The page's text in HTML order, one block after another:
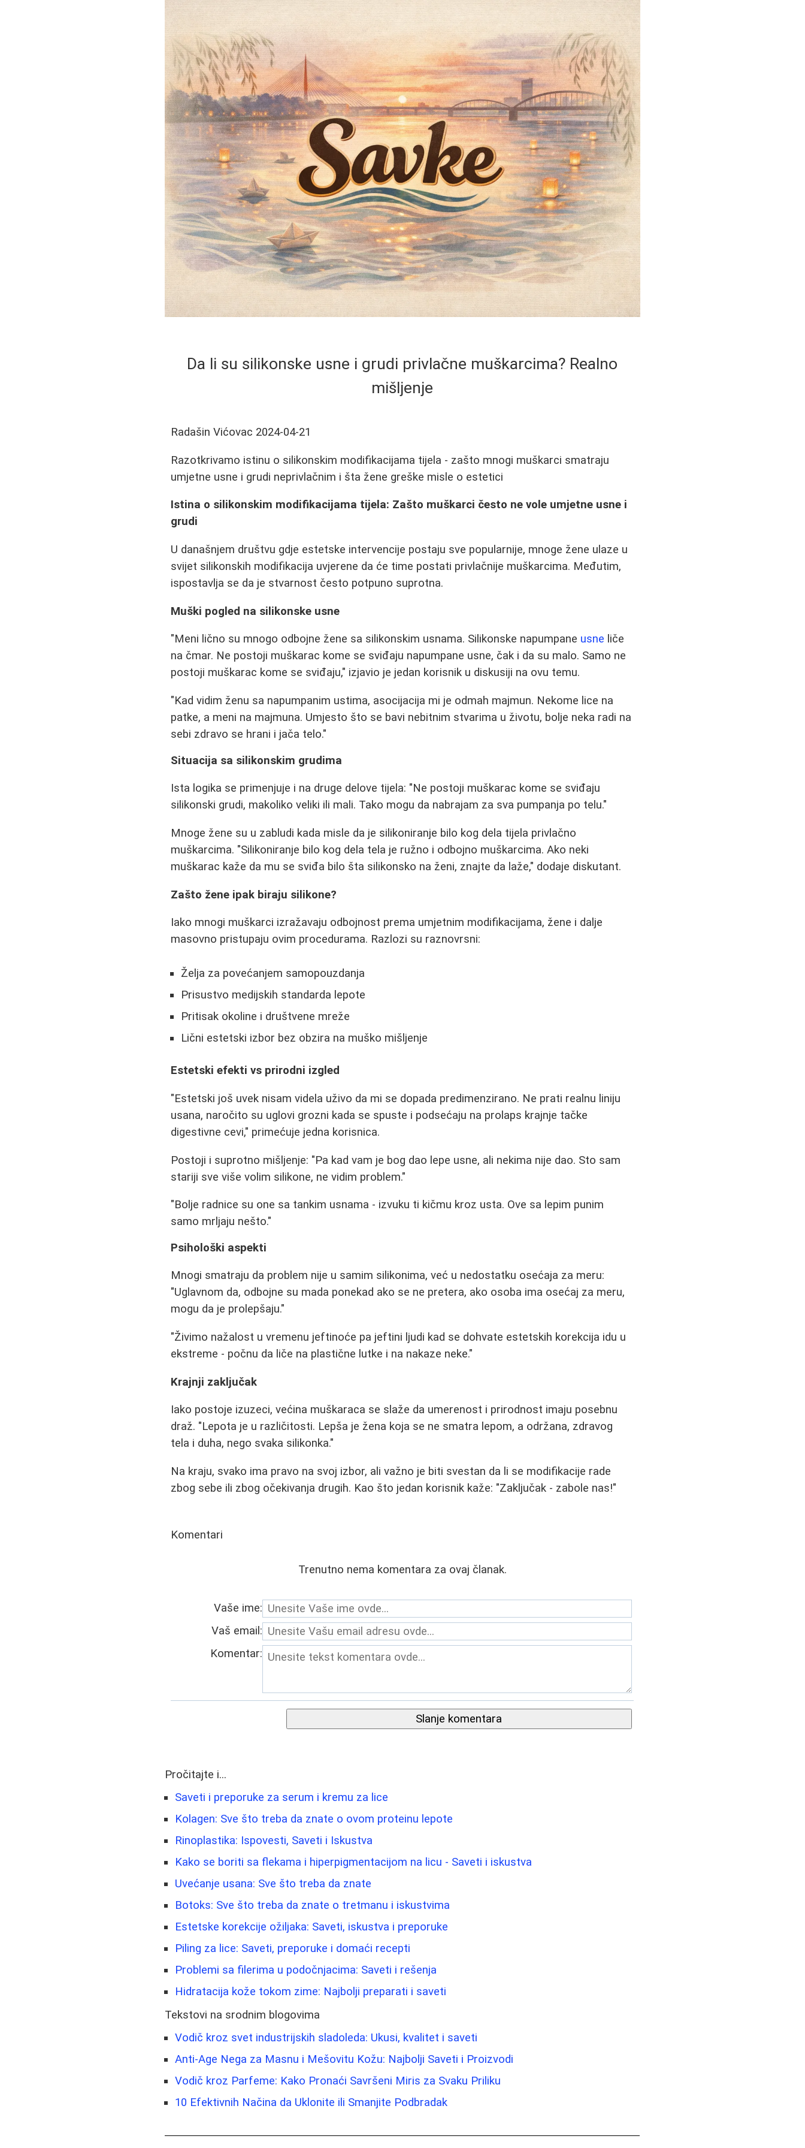
Da li su silikonske usne i grudi privlačne muškarcima? Realno
mišljenje
Radašin Vićovac 2024-04-21
Razotkrivamo istinu o silikonskim modifikacijama tijela - zašto mnogi muškarci smatraju
umjetne usne i grudi neprivlačnim i šta žene greške misle o estetici
Istina o silikonskim modifikacijama tijela: Zašto muškarci često ne vole umjetne usne i
grudi
U današnjem društvu gdje estetske intervencije postaju sve popularnije, mnoge žene ulaze u
svijet silikonskih modifikacija uvjerene da će time postati privlačnije muškarcima. Međutim,
ispostavlja se da je stvarnost često potpuno suprotna.
Muški pogled na silikonske usne
"Meni lično su mnogo odbojne žene sa silikonskim usnama. Silikonske napumpane usne liče
na čmar. Ne postoji muškarac kome se sviđaju napumpane usne, čak i da su malo. Samo ne
postoji muškarac kome se sviđaju," izjavio je jedan korisnik u diskusiji na ovu temu.
"Kad vidim ženu sa napumpanim ustima, asocijacija mi je odmah majmun. Nekome lice na
patke, a meni na majmuna. Umjesto što se bavi nebitnim stvarima u životu, bolje neka radi na
sebi zdravo se hrani i jača telo."
Situacija sa silikonskim grudima
Ista logika se primenjuje i na druge delove tijela: "Ne postoji muškarac kome se sviđaju
silikonski grudi, makoliko veliki ili mali. Tako mogu da nabrajam za sva pumpanja po telu."
Mnoge žene su u zabludi kada misle da je silikoniranje bilo kog dela tijela privlačno
muškarcima. "Silikoniranje bilo kog dela tela je ružno i odbojno muškarcima. Ako neki
muškarac kaže da mu se sviđa bilo šta silikonsko na ženi, znajte da laže," dodaje diskutant.
Zašto žene ipak biraju silikone?
Iako mnogi muškarci izražavaju odbojnost prema umjetnim modifikacijama, žene i dalje
masovno pristupaju ovim procedurama. Razlozi su raznovrsni:
Želja za povećanjem samopouzdanja
Prisustvo medijskih standarda lepote
Pritisak okoline i društvene mreže
Lični estetski izbor bez obzira na muško mišljenje
Estetski efekti vs prirodni izgled
"Estetski još uvek nisam videla uživo da mi se dopada predimenzirano. Ne prati realnu liniju
usana, naročito su uglovi grozni kada se spuste i podsećaju na prolaps krajnje tačke
digestivne cevi," primećuje jedna korisnica.
Postoji i suprotno mišljenje: "Pa kad vam je bog dao lepe usne, ali nekima nije dao. Sto sam
stariji sve više volim silikone, ne vidim problem."
"Bolje radnice su one sa tankim usnama - izvuku ti kičmu kroz usta. Ove sa lepim punim
samo mrljaju nešto."
Psihološki aspekti
Mnogi smatraju da problem nije u samim silikonima, već u nedostatku osećaja za meru:
"Uglavnom da, odbojne su mada ponekad ako se ne pretera, ako osoba ima osećaj za meru,
mogu da je prolepšaju."
"Živimo nažalost u vremenu jeftinoće pa jeftini ljudi kad se dohvate estetskih korekcija idu u
ekstreme - počnu da liče na plastične lutke i na nakaze neke."
Krajnji zaključak
Iako postoje izuzeci, većina muškaraca se slaže da umerenost i prirodnost imaju posebnu
draž. "Lepota je u različitosti. Lepša je žena koja se ne smatra lepom, a održana, zdravog
tela i duha, nego svaka silikonka."
Na kraju, svako ima pravo na svoj izbor, ali važno je biti svestan da li se modifikacije rade
zbog sebe ili zbog očekivanja drugih. Kao što jedan korisnik kaže: "Zaključak - zabole nas!"
Komentari
Trenutno nema komentara za ovaj članak.
Vaše ime:
Vaš email:
Komentar:
Slanje komentara
Pročitajte i...
Saveti i preporuke za serum i kremu za lice
Kolagen: Sve što treba da znate o ovom proteinu lepote
Rinoplastika: Ispovesti, Saveti i Iskustva
Kako se boriti sa flekama i hiperpigmentacijom na licu - Saveti i iskustva
Uvećanje usana: Sve što treba da znate
Botoks: Sve što treba da znate o tretmanu i iskustvima
Estetske korekcije ožiljaka: Saveti, iskustva i preporuke
Piling za lice: Saveti, preporuke i domaći recepti
Problemi sa filerima u podočnjacima: Saveti i rešenja
Hidratacija kože tokom zime: Najbolji preparati i saveti
Tekstovi na srodnim blogovima
Vodič kroz svet industrijskih sladoleda: Ukusi, kvalitet i saveti
Anti-Age Nega za Masnu i Mešovitu Kožu: Najbolji Saveti i Proizvodi
Vodič kroz Parfeme: Kako Pronaći Savršeni Miris za Svaku Priliku
10 Efektivnih Načina da Uklonite ili Smanjite Podbradak